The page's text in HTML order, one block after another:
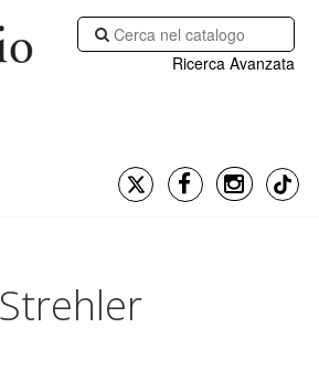
Ricerca Avanzata